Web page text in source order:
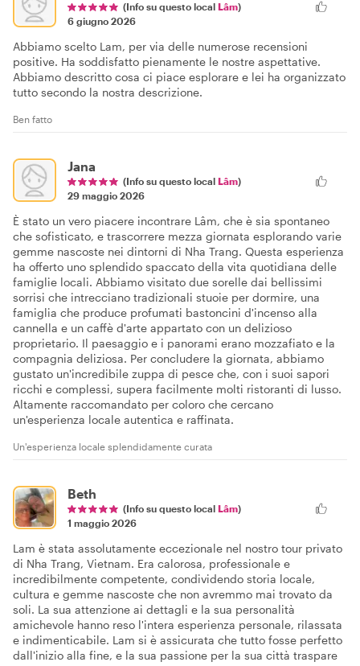
(Info su questo local Lâm)
6 giugno 2026
Abbiamo scelto Lam, per via delle numerose recensioni
positive. Ha soddisfatto pienamente le nostre aspettative.
Abbiamo descritto cosa ci piace esplorare e lei ha organizzato
tutto secondo la nostra descrizione.
Ben fatto
Jana
(Info su questo local Lâm)
29 maggio 2026
È stato un vero piacere incontrare Lâm, che è sia spontaneo
che sofisticato, e trascorrere mezza giornata esplorando varie
gemme nascoste nei dintorni di Nha Trang. Questa esperienza
ha offerto uno splendido spaccato della vita quotidiana delle
famiglie locali. Abbiamo visitato due sorelle dai bellissimi
sorrisi che intrecciano tradizionali stuoie per dormire, una
famiglia che produce profumati bastoncini d'incenso alla
cannella e un caffè d'arte appartato con un delizioso
proprietario. Il paesaggio e i panorami erano mozzafiato e la
compagnia deliziosa. Per concludere la giornata, abbiamo
gustato un'incredibile zuppa di pesce che, con i suoi sapori
ricchi e complessi, supera facilmente molti ristoranti di lusso.
Altamente raccomandato per coloro che cercano
un'esperienza locale autentica e raffinata.
Un'esperienza locale splendidamente curata
Beth
(Info su questo local Lâm)
1 maggio 2026
Lam è stata assolutamente eccezionale nel nostro tour privato
di Nha Trang, Vietnam. Era calorosa, professionale e
incredibilmente competente, condividendo storia locale,
cultura e gemme nascoste che non avremmo mai trovato da
soli. La sua attenzione ai dettagli e la sua personalità
amichevole hanno reso l'intera esperienza personale, rilassata
e indimenticabile. Lam si è assicurata che tutto fosse perfetto
dall'inizio alla fine, e la sua passione per la sua città traspare